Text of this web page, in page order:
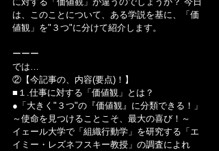
は、このことについて、ある学説を基に、「価
値観」を"３つ"に分けて紹介します。
ーーー
では…
②【今記事の、内容(要点)！】
■１.仕事に対する「価値観」とは？
●「大きく"３つ"の『価値観』に分類できる！」
～使命を見つけることこそ、最大の喜び！～
イェール大学で「組織行動学」を研究する「エ
イミー・レズネフスキー教授」の調査によれ